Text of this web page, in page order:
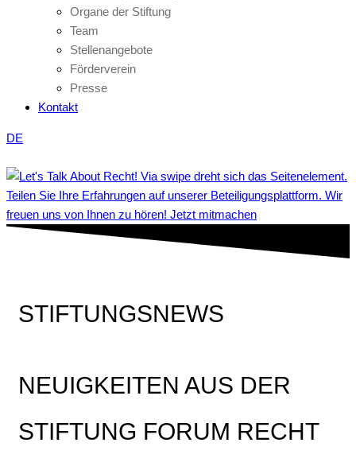
Organe der Stiftung
Team
Stellenangebote
Förderverein
Presse
Kontakt
DE
Teilen Sie Ihre Erfahrungen auf unserer Beteiligungsplattform. Wir
freuen uns von Ihnen zu hören! Jetzt mitmachen
STIFTUNGSNEWS
NEUIGKEITEN AUS DER
STIFTUNG FORUM RECHT